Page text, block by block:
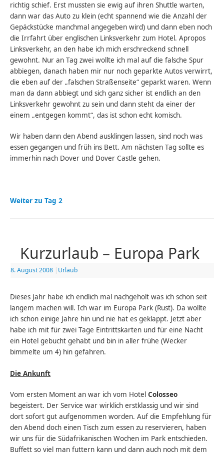
richtig schief. Erst mussten sie ewig auf ihren Shuttle warten,
dann war das Auto zu klein (echt spannend wie die Anzahl der
Gepäckstücke manchmal angegeben wird) und dann eben noch
die Irrfahrt über englischen Linksverkehr zum Hotel. Apropos
Linksverkehr, an den habe ich mich erschreckend schnell
gewohnt. Nur an Tag zwei wollte ich mal auf die falsche Spur
abbiegen, danach haben mir nur noch geparkte Autos verwirrt,
die eben auf der „falschen Straßenseite“ geparkt waren. Wenn
man da dann abbiegt und sich ganz sicher ist endlich an den
Linksverkehr gewohnt zu sein und dann steht da einer der
einem „entgegen kommt“, das ist schon echt komisch.
Wir haben dann den Abend ausklingen lassen, sind noch was
essen gegangen und früh ins Bett. Am nächsten Tag sollte es
immerhin nach Dover und Dover Castle gehen.
Weiter zu Tag 2
Kurzurlaub – Europa Park
8. August 2008 Urlaub
Dieses Jahr habe ich endlich mal nachgeholt was ich schon seit
langem machen will. Ich war im Europa Park (Rust). Da wollte
ich schon einige Jahre hin und nie hat es geklappt. Jetzt aber
habe ich mit für zwei Tage Eintrittskarten und für eine Nacht
ein Hotel gebucht gehabt und bin in aller frühe (Wecker
bimmelte um 4) hin gefahren.
Die Ankunft
Vom ersten Moment an war ich vom HotelColosseo
begeistert. Der Service war wirklich erstklassig und wir sind
dort sofort gut aufgenommen worden. Auf die Empfehlung für
den Abend doch einen Tisch zum essen zu reservieren, haben
wir uns für die Südafrikanischen Wochen im Park entschieden.
Buffett so viel man futtern kann und dann auch noch mit dem